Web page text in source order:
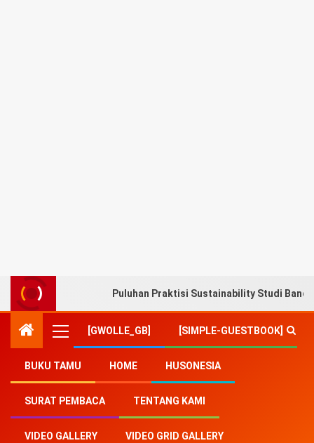
Puluhan Praktisi Sustainability Studi
[GWOLLE_GB] [SIMPLE-GUESTBOOK]
BUKU TAMU HOME HUSONESIA
SURAT PEMBACA TENTANG KAMI
VIDEO GALLERY VIDEO GRID GALLERY
Home-Politik-Pilpres 2024, Forum Kebangsaan Siap
Menangkan Pasangan Ganjar – Mahfud